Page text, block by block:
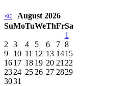
≪
August 2026
SuMoTuWeThFrSa
1
2
3 4 5 6 7 8
9
10 11 12 13 1415
1617 18 19 20 21 22
2324 25 26 27 2829
3031